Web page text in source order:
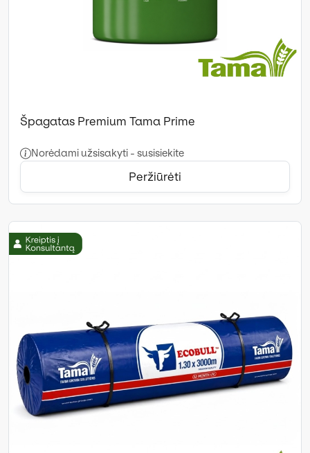
Špagatas Premium Tama Prime
Norėdami užsisakyti - susisiekite
Peržiūrėti